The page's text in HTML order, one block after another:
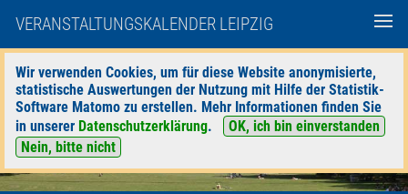
VERANSTALTUNGSKALENDER LEIPZIG
Wir verwenden Cookies, um für diese Website anonymisierte,
statistische Auswertungen der Nutzung mit Hilfe der Statistik-
Software Matomo zu erstellen. Mehr Informationen finden Sie
in unserer Datenschutzerklärung.
OK, ich bin einverstanden
Nein, bitte nicht